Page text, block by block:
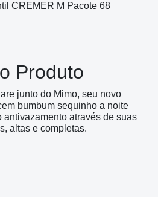
CREMER M Pacote 68
Produto
junto do Mimo, seu novo
bumbum sequinho a noite
antivazamento através de suas
altas e completas.